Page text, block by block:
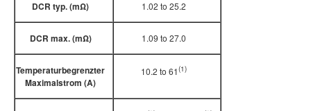
DCR typ. (mΩ) 1.02 to 25.2
DCR max. (mΩ) 1.09 to 27.0
Temperaturbegrenzter
Maximalstrom (A)
10.2 to 61(1)